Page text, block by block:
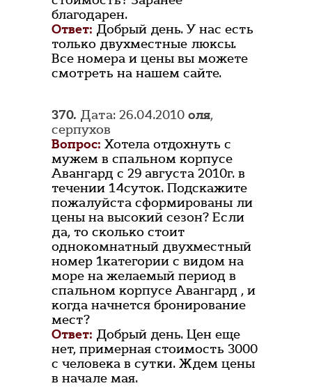
благодарен.
Ответ: Добрый день. У нас есть
только двухместные люксы.
Все номера и цены вы можете
смотреть на нашем сайте.
370. Дата: 26.04.2010 оля,
серпухов
Вопрос: Хотела отдохнуть с
мужем в спальном корпусе
Авангард с 29 августа 2010г. в
течении 14суток. Подскажите
пожалуйста сформированы ли
цены на высокий сезон? Если
да, то сколько стоит
однокомнатный двухместный
номер 1категории с видом на
море на желаемый период в
спальном корпусе Авангард , и
когда начнется бронирование
мест?
Ответ: Добрый день. Цен еще
нет, примерная стоимость 3000
с человека в сутки. Ждем цены
в начале мая.